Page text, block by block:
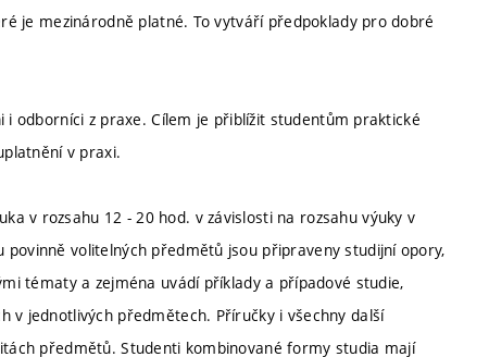
je mezinárodně platné. To vytváří předpoklady pro dobré
odborníci z praxe. Cílem je přiblížit studentům praktické
v praxi.
v rozsahu 12 - 20 hod. v závislosti na rozsahu výuky v
volitelných předmětů jsou připraveny studijní opory,
tématy a zejména uvádí příklady a případové studie,
v jednotlivých předmětech. Příručky i všechny další
předmětů. Studenti kombinované formy studia mají